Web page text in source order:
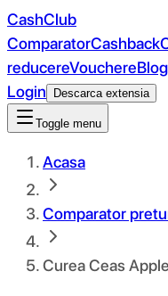
CashClub
ComparatorCashback
reducereVouchereBlog
Login
Descarca extensia
Toggle menu
Acasa
Comparator
Curea Ceas